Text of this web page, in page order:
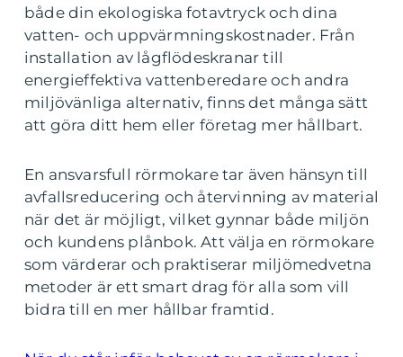
både din ekologiska fotavtryck och dina
vatten- och uppvärmningskostnader. Från
installation av lågflödeskranar till
energieffektiva vattenberedare och andra
miljövänliga alternativ, finns det många sätt
att göra ditt hem eller företag mer hållbart.
En ansvarsfull rörmokare tar även hänsyn till
avfallsreducering och återvinning av material
när det är möjligt, vilket gynnar både miljön
och kundens plånbok. Att välja en rörmokare
som värderar och praktiserar miljömedvetna
metoder är ett smart drag för alla som vill
bidra till en mer hållbar framtid.